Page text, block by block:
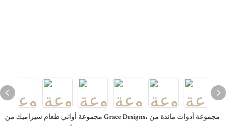
مجموعة أواني طعام سيراميك من Grace Designs، مجموعة أدوات مائدة من